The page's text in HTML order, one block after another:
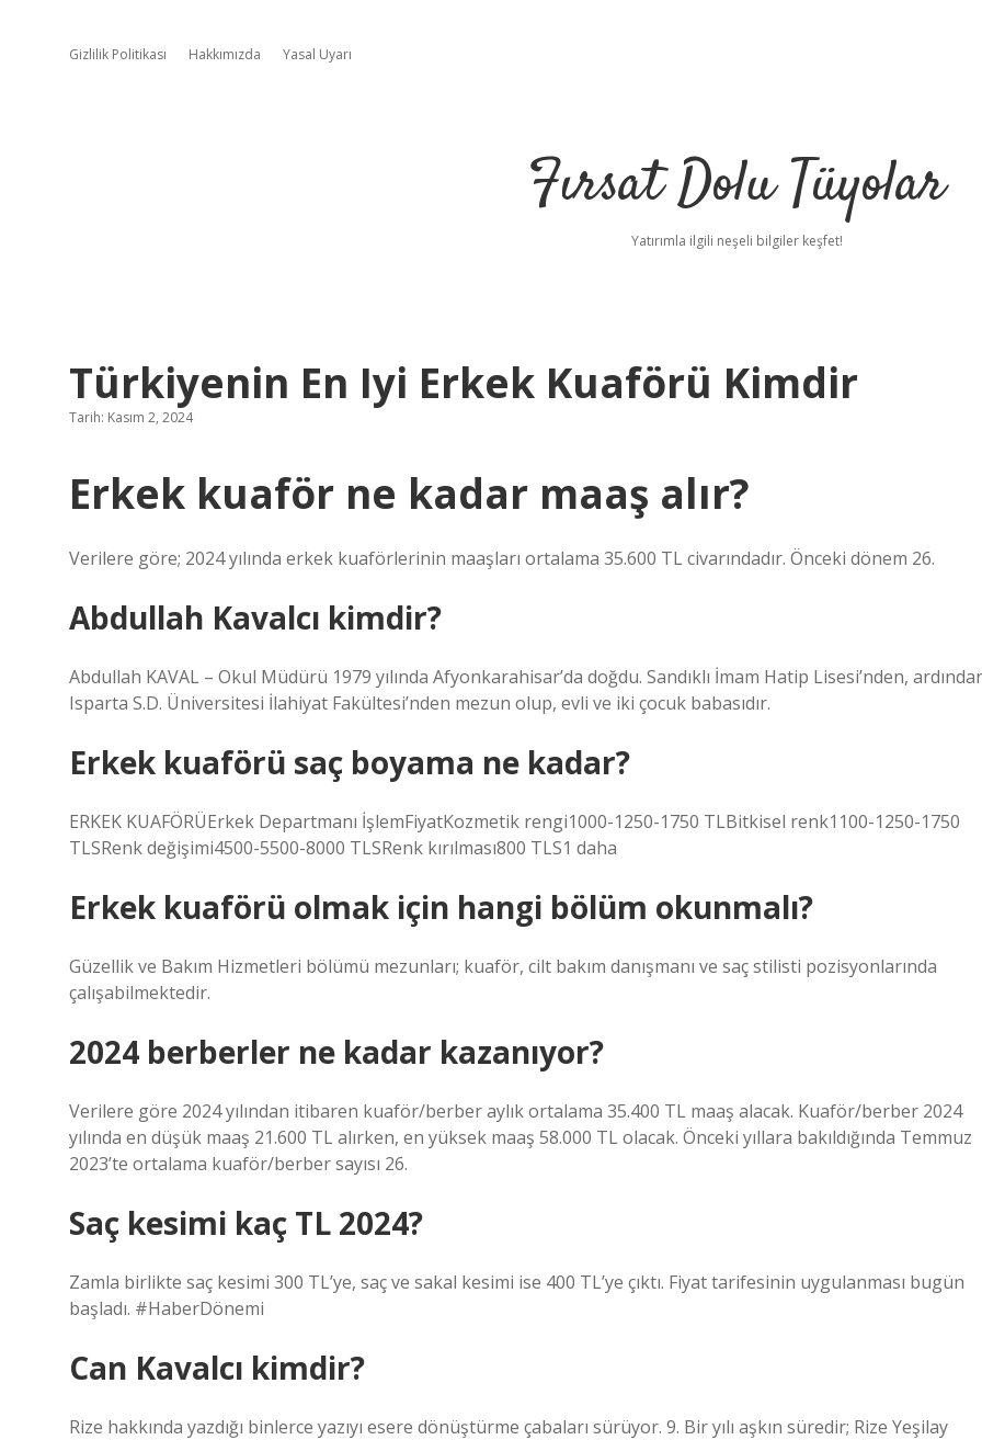
Gizlilik Politikası Hakkımızda Yasal Uyarı
Fırsat Dolu Tüyolar
Yatırımla ilgili neşeli bilgiler keşfet!
Türkiyenin En Iyi Erkek Kuaförü Kimdir
Tarih: Kasım 2, 2024
Erkek kuaför ne kadar maaş alır?
Verilere göre; 2024 yılında erkek kuaförlerinin maaşları ortalama 35.600 TL civarındadır. Önceki dönem 26.
Abdullah Kavalcı kimdir?
Abdullah KAVAL – Okul Müdürü 1979 yılında Afyonkarahisar’da doğdu. Sandıklı İmam Hatip Lisesi’nden,
Isparta S.D. Üniversitesi İlahiyat Fakültesi’nden mezun olup, evli ve iki çocuk babasıdır.
Erkek kuaförü saç boyama ne kadar?
ERKEK KUAFÖRÜErkek Departmanı İşlemFiyatKozmetik rengi1000-1250-1750 TLBitkisel renk1100-1250-1750
TLSRenk değişimi4500-5500-8000 TLSRenk kırılması800 TLS1 daha
Erkek kuaförü olmak için hangi bölüm okunmalı?
Güzellik ve Bakım Hizmetleri bölümü mezunları; kuaför, cilt bakım danışmanı ve saç stilisti pozisyonlarında
çalışabilmektedir.
2024 berberler ne kadar kazanıyor?
Verilere göre 2024 yılından itibaren kuaför/berber aylık ortalama 35.400 TL maaş alacak. Kuaför/berber 2024
yılında en düşük maaş 21.600 TL alırken, en yüksek maaş 58.000 TL olacak. Önceki yıllara bakıldığında Temmuz
2023’te ortalama kuaför/berber sayısı 26.
Saç kesimi kaç TL 2024?
Zamla birlikte saç kesimi 300 TL’ye, saç ve sakal kesimi ise 400 TL’ye çıktı. Fiyat tarifesinin uygulanması bugün
başladı. #HaberDönemi
Can Kavalcı kimdir?
Rize hakkında yazdığı binlerce yazıyı esere dönüştürme çabaları sürüyor. 9. Bir yılı aşkın süredir; Rize Yeşilay